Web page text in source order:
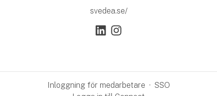
svedea.se/
Inloggning för medarbetare · SSO